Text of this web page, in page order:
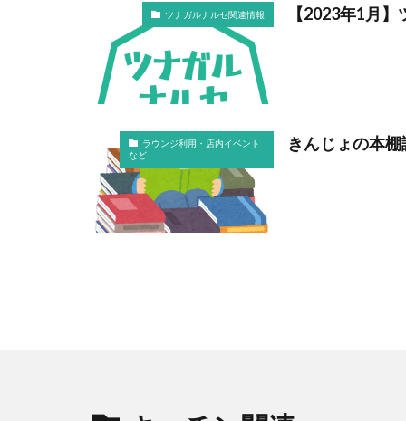
ツナガルナルセ関連情報 【2023年1月
ラウンジ利用・店内イベント
など
きんじょの本